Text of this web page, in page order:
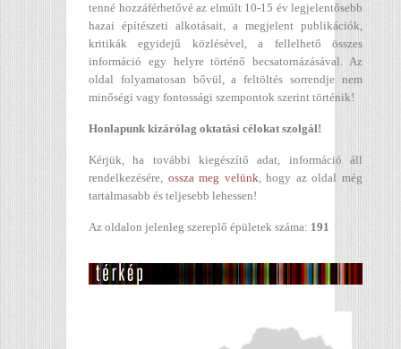
tenné hozzáférhetővé az elmúlt 10-15 év legjelentősebb
hazai építészeti alkotásait, a megjelent publikációk,
kritikák egyidejű közlésével, a fellelhető összes
információ egy helyre történő becsatornázásával. Az
oldal folyamatosan bővül, a feltöltés sorrendje nem
minőségi vagy fontossági szempontok szerint történik!
Honlapunk kizárólag oktatási célokat szolgál!
Kérjük, ha további kiegészítő adat, információ áll
rendelkezésére, ossza meg velünk, hogy az oldal még
tartalmasabb és teljesebb lehessen!
Az oldalon jelenleg szereplő épületek száma: 191